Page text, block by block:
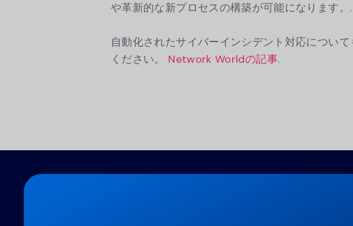
や革新的な新プロセスの構築が可能になります。.
自動化されたサイバーインシデント対応につい
ください。 Network Worldの記事.